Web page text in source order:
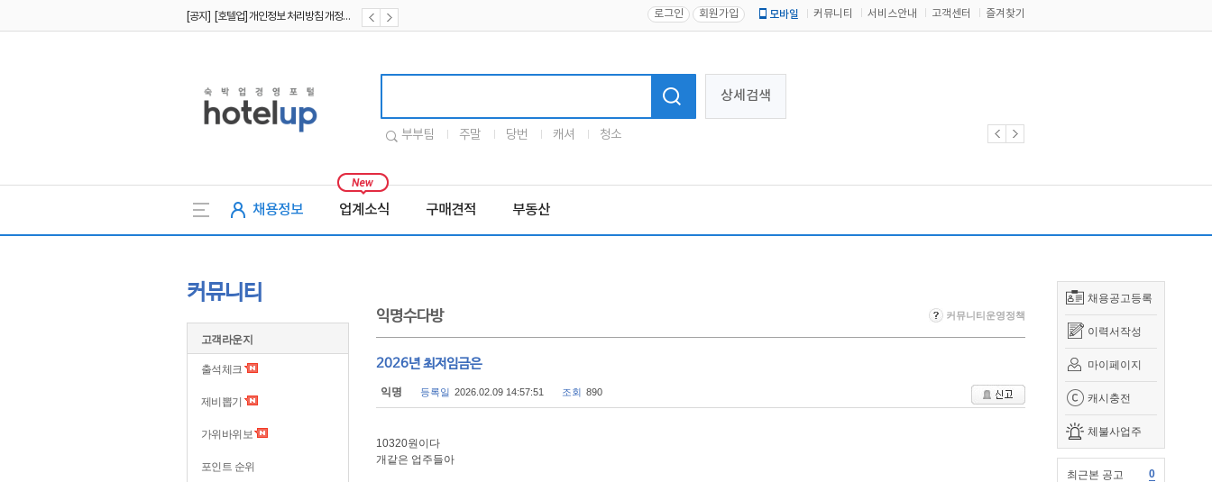
[공지] [호텔업] 개인정보 처리방침 개정본2 (19.09.02) 로그인 회원가입 모바일 커뮤니티 서비스안내 고객센터 즐겨찾기
상세검색
부부팀 주말 당번 캐셔 청소
채용정보 업계소식 구매견적 부동산
채용공고등록
이력서작성
마이페이지
캐시충전
체불사업주
최근본 공고 0
커뮤니티
고객라운지
출석체크
제비뽑기
가위바위보
포인트 순위
익명수다방 커뮤니티운영정책
2026년 최저임금은
익명 등록일 2026.02.09 14:57:51 조회 890
10320원이다
개같은 업주들아